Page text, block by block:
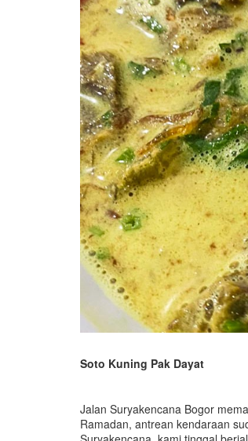
Soto Kuning Pak Dayat
Jalan Suryakencana Bogor
Ramadan, antrean kendaraan